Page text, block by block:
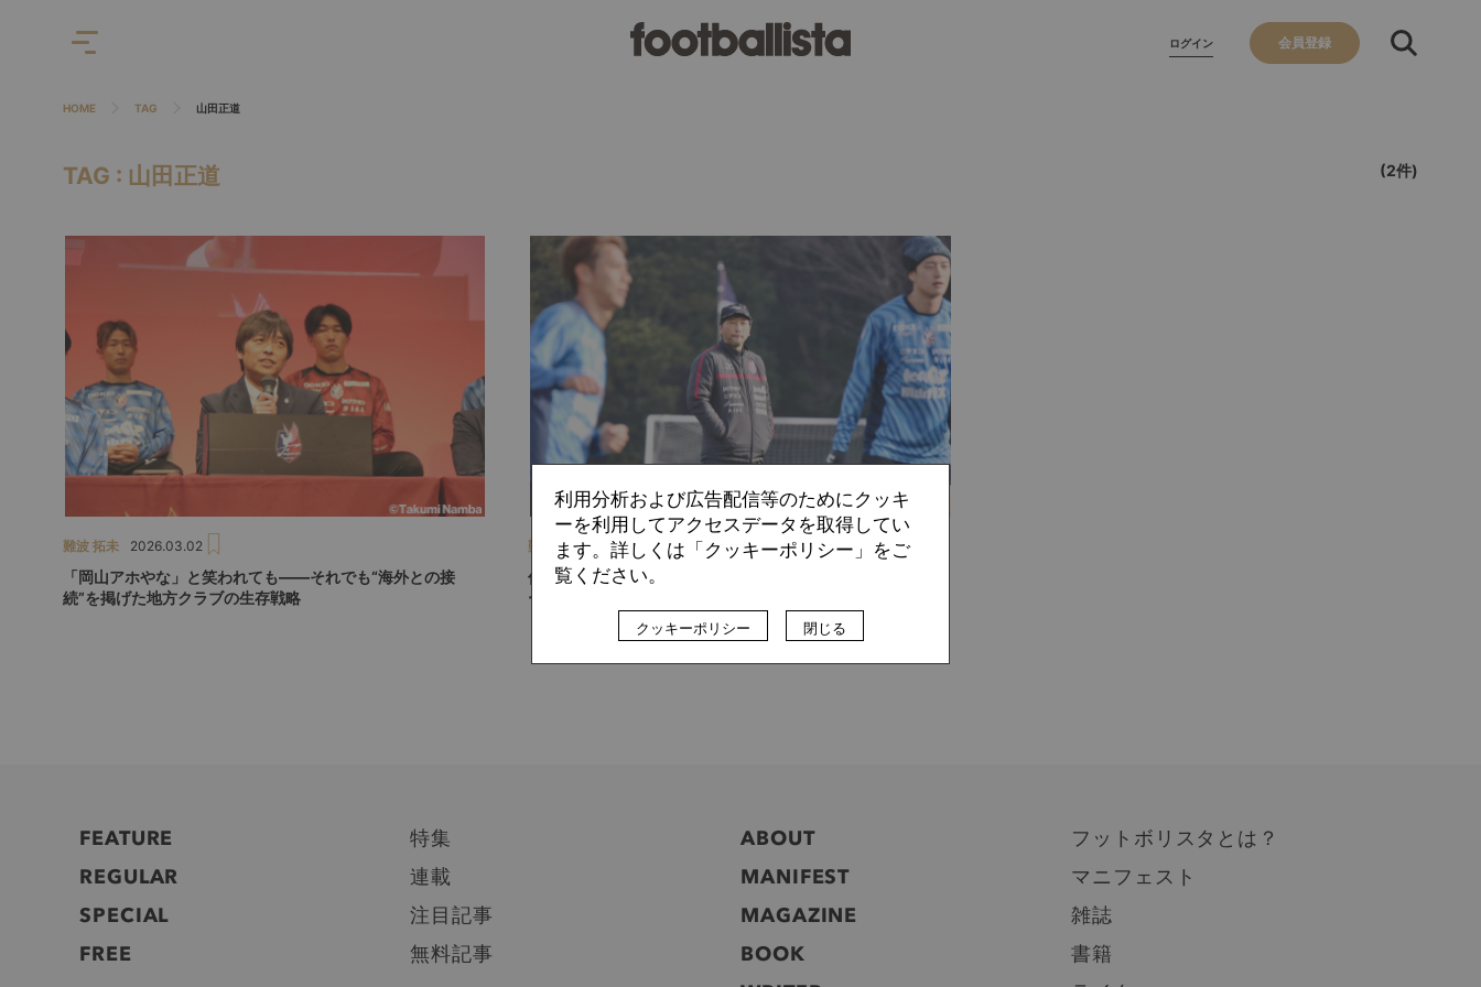
ログイン 会員登録
HOME TAG 山田正道
TAG : 山田正道 (2件)
難波 拓未 2026.03.02
「岡山アホやな」と笑われても――それでも“海外との接
続”を掲げた地方クラブの生存戦略
難波 拓未 2026.01.23
佐野航大、佐藤龍之介に続け！ファジアーノ岡山2026のテ
ーマは選手の「成長力」
FEATURE
特集
REGULAR
連載
SPECIAL
注目記事
FREE
無料記事
ABOUT
フットボリスタとは？
MANIFEST
マニフェスト
MAGAZINE
雑誌
BOOK
書籍
利用分析および広告配信等のためにクッキ
ーを利用してアクセスデータを取得してい
ます。詳しくは「クッキーポリシー」をご
覧ください。
クッキーポリシー 閉じる